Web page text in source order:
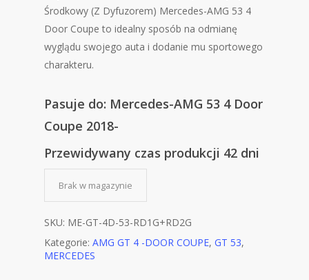
Środkowy (Z Dyfuzorem) Mercedes-AMG 53 4
Door Coupe to idealny sposób na odmianę
wyglądu swojego auta i dodanie mu sportowego
charakteru.
Pasuje do: Mercedes-AMG 53 4 Door
Coupe 2018-
Przewidywany czas produkcji 42 dni
Brak w magazynie
SKU: ME-GT-4D-53-RD1G+RD2G
Kategorie: AMG GT 4 -DOOR COUPE, GT 53,
MERCEDES